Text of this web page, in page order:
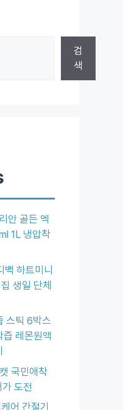
검
색
안 골든 엑
1L 냉압착
백 하트미니
생일 단체
스틱 6박스
레몬원액
국민애착
도전
어 간절기